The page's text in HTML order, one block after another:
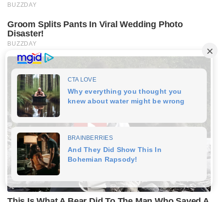
BUZZDAY
Groom Splits Pants In Viral Wedding Photo
Disaster!
BUZZDAY